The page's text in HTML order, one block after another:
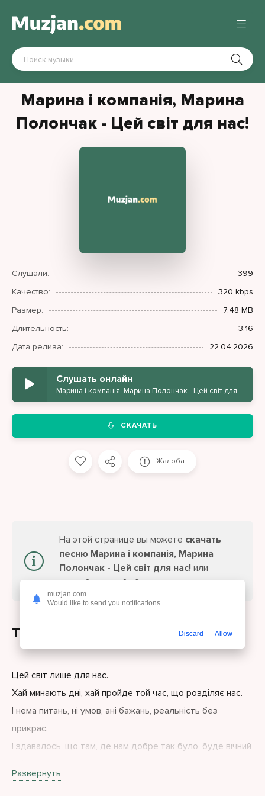
Марина і компанія, Марина
Полончак - Цей світ для нас!
Слушали:
399
Качество:
320 kbps
Размер:
7.48 MB
Длительность:
3:16
Дата релиза:
22.04.2026
Слушать онлайн
Марина і компанія, Марина Полончак - Цей світ для нас!
СКАЧАТЬ
Жалоба
На этой странице вы можете скачать
песню Марина і компанія, Марина
Полончак - Цей світ для нас! или
слушайте онлайн бесплатно.
Текст песни
Цей світ лише для нас.
Хай минають дні, хай пройде той час, що розділяє нас.
І нема питань, ні умов, ані бажань, реальність без
прикрас.
І здавалось, що там, де нам добре так було, буде вічний
Развернуть
muzjan.com
Would like to send you notifications
Discard Allow